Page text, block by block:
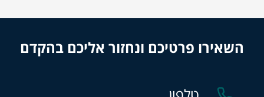
השאירו פרטיכם ונחזור אליכם בהקדם